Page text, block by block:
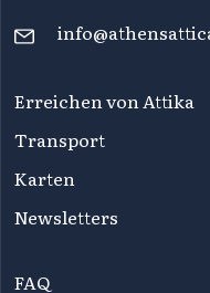
Erreichen von Attika
Transport
Karten
Newsletters
FAQ